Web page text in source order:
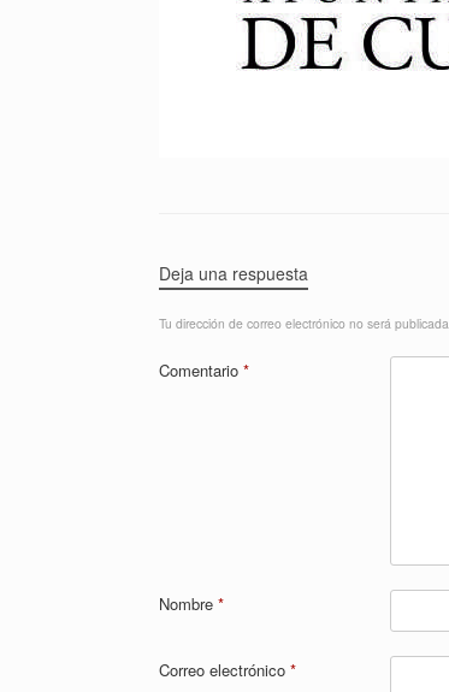
Deja una respuesta
Tu dirección de correo electrónico no será publicada.
Comentario *
Nombre *
Correo electrónico *